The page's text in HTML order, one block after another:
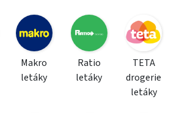
Makro
letáky
Ratio
letáky
TETA
drogerie
letáky